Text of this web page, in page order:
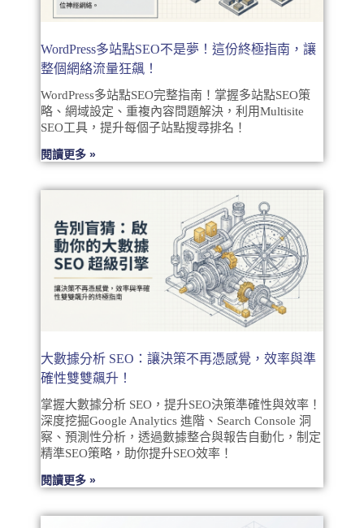
WordPress多站點SEO不是夢！這份終極指南，讓
整個網絡流量狂飆！
WordPress多站點SEO完整指南！掌握多站點SEO策
略、網域設定、重複內容問題解決，利用Multisite
SEO工具，提升每個子站點搜尋排名！
閱讀更多 »
大數據分析 SEO：讓決策不再憑感覺，效率與準
確性雙雙飆升！
掌握大數據分析 SEO，提升SEO決策準確性與效率！
深度挖掘Google Analytics 進階、Search Console 洞
察、預測性分析，透過數據整合與報告自動化，制定
精準SEO策略，助你提升SEO效率！
閱讀更多 »